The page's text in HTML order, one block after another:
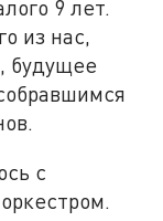
9 лет.
из нас,
будущее
с